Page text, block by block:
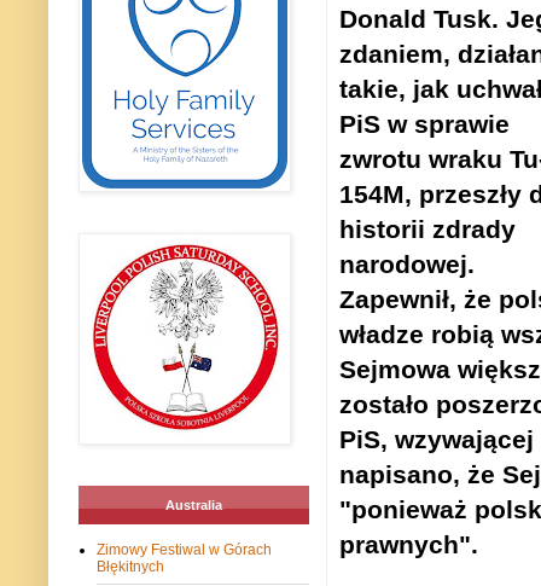
Donald Tusk.
zdaniem,
takie, jak
PiS w sprawie
zwrotu wraku
154M, przeszły
historii zdrady
narodowej.
Zapewnił, że
władze robią
Sejmowa
zostało
PiS,
napisano, że
"ponieważ
prawnych".
Australia
Zimowy Festiwal w Górach
Błękitnych